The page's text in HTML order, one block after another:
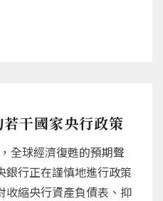
干國家央行政策
全球經濟復甦的預期聲
銀行正在謹慎地進行政策
收縮央行資產負債表、抑